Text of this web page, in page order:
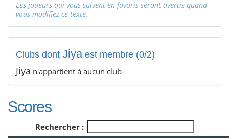
Les joueurs qui vous suivent en favoris seront avertis quand
vous modifiez ce texte.
Clubs dont Jiyaest membre (0/2)
Jiya n'appartient à aucun club
Scores
Rechercher :